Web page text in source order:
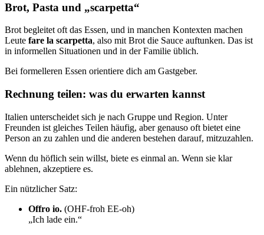
Brot, Pasta und „scarpetta“
Brot begleitet oft das Essen, und in manchen Kontexten machen
Leute fare la scarpetta, also mit Brot die Sauce auftunken. Das ist
in informellen Situationen und in der Familie üblich.
Bei formelleren Essen orientiere dich am Gastgeber.
Rechnung teilen: was du erwarten kannst
Italien unterscheidet sich je nach Gruppe und Region. Unter
Freunden ist gleiches Teilen häufig, aber genauso oft bietet eine
Person an zu zahlen und die anderen bestehen darauf, mitzuzahlen.
Wenn du höflich sein willst, biete es einmal an. Wenn sie klar
ablehnen, akzeptiere es.
Ein nützlicher Satz:
Offro io. (OHF-froh EE-oh)
„Ich lade ein.“